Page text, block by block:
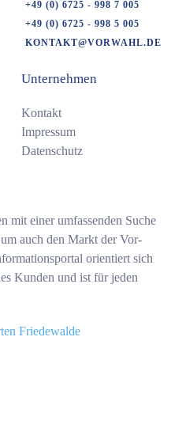
+49 (0) 6725 - 998 7 005
+49 (0) 6725 - 998 5 005
KONTAKT@VORWAHL.DE
Unternehmen
Kontakt
Impressum
Datenschutz
mit einer umfassenden Suche
auch den Markt der Vor-
orientiert sich
Kunden und ist für jeden
Friedewalde